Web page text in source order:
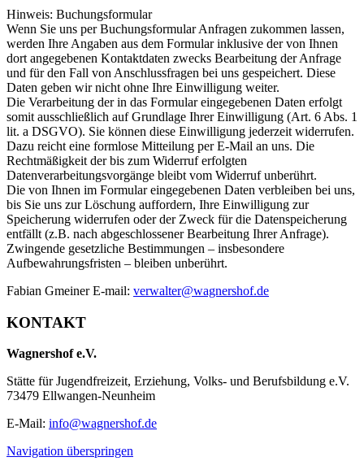
Hinweis: Buchungsformular
Wenn Sie uns per Buchungsformular Anfragen zukommen lassen,
werden Ihre Angaben aus dem Formular inklusive der von Ihnen
dort angegebenen Kontaktdaten zwecks Bearbeitung der Anfrage
und für den Fall von Anschlussfragen bei uns gespeichert. Diese
Daten geben wir nicht ohne Ihre Einwilligung weiter.
Die Verarbeitung der in das Formular eingegebenen Daten erfolgt
somit ausschließlich auf Grundlage Ihrer Einwilligung (Art. 6 Abs. 1
lit. a DSGVO). Sie können diese Einwilligung jederzeit widerrufen.
Dazu reicht eine formlose Mitteilung per E-Mail an uns. Die
Rechtmäßigkeit der bis zum Widerruf erfolgten
Datenverarbeitungsvorgänge bleibt vom Widerruf unberührt.
Die von Ihnen im Formular eingegebenen Daten verbleiben bei uns,
bis Sie uns zur Löschung auffordern, Ihre Einwilligung zur
Speicherung widerrufen oder der Zweck für die Datenspeicherung
entfällt (z.B. nach abgeschlossener Bearbeitung Ihrer Anfrage).
Zwingende gesetzliche Bestimmungen – insbesondere
Aufbewahrungsfristen – bleiben unberührt.
Fabian Gmeiner E-mail: verwalter@wagnershof.de
KONTAKT
Wagnershof e.V.
Stätte für Jugendfreizeit, Erziehung, Volks- und Berufsbildung e.V.
73479 Ellwangen-Neunheim
E-Mail: info@wagnershof.de
Navigation überspringen